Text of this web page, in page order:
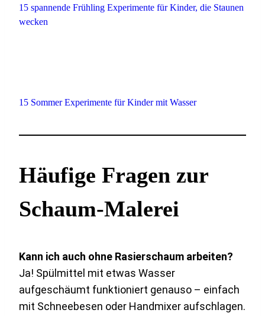
15 spannende Frühling Experimente für Kinder, die Staunen
wecken
15 Sommer Experimente für Kinder mit Wasser
Häufige Fragen zur
Schaum-Malerei
Kann ich auch ohne Rasierschaum arbeiten?
Ja! Spülmittel mit etwas Wasser
aufgeschäumt funktioniert genauso – einfach
mit Schneebesen oder Handmixer aufschlagen.